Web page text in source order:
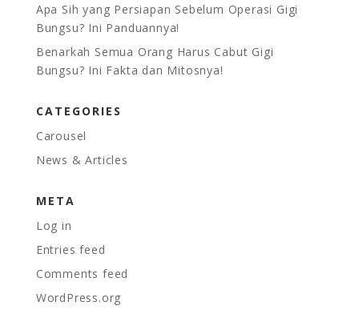
Apa Sih yang Persiapan Sebelum Operasi Gigi
Bungsu? Ini Panduannya!
Benarkah Semua Orang Harus Cabut Gigi
Bungsu? Ini Fakta dan Mitosnya!
CATEGORIES
Carousel
News & Articles
META
Log in
Entries feed
Comments feed
WordPress.org